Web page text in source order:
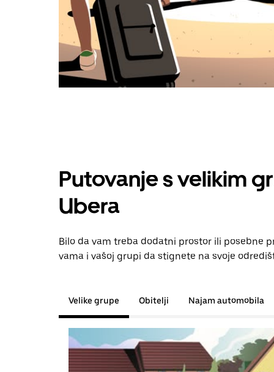
Putovanje s velikim
Ubera
Bilo da vam treba dodatni prostor ili posebne
vama i vašoj grupi da stignete na svoje
Velike grupe Obitelji Najam automobila